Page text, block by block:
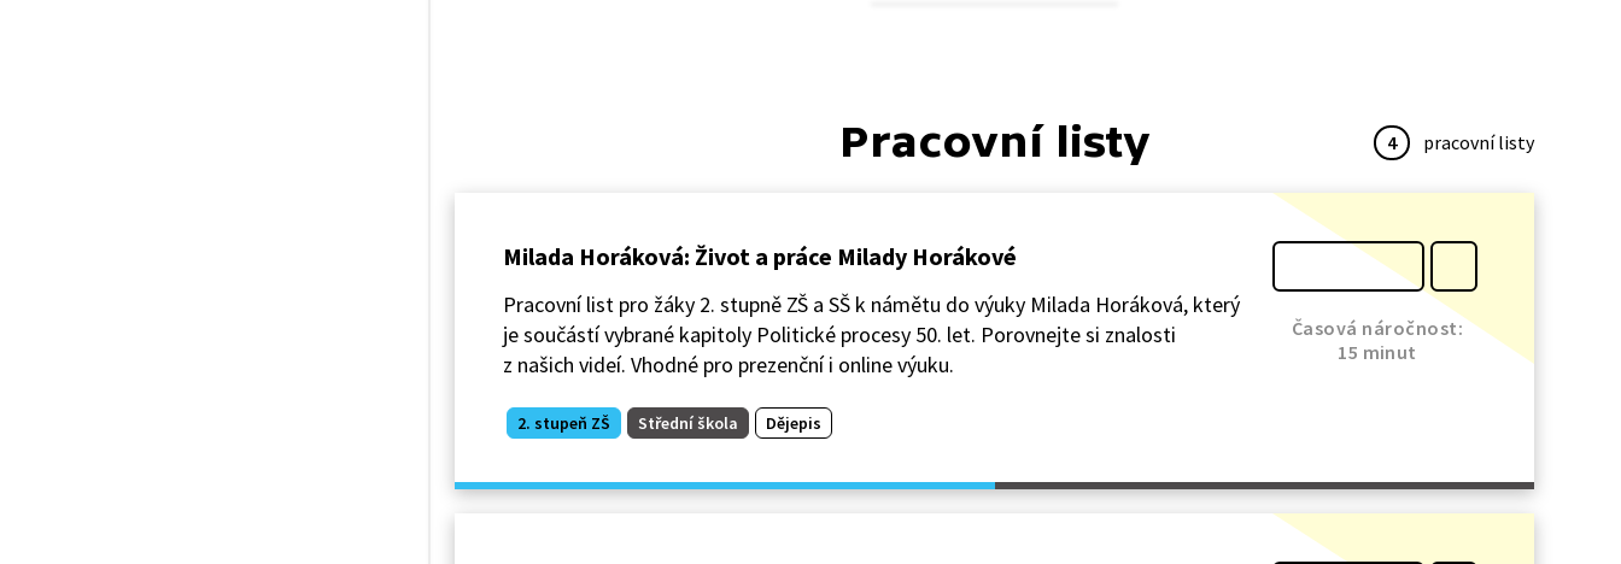
Pracovní listy 4 pracovní listy
Milada Horáková: Život a práce Milady Horákové
Pracovní list pro žáky 2. stupně ZŠ a SŠ k námětu do výuky Milada Horáková, který
je součástí vybrané kapitoly Politické procesy 50. let. Porovnejte si znalosti
z našich videí. Vhodné pro prezenční i online výuku.
2. stupeň ZŠ Střední škola Dějepis
Časová náročnost:
15 minut